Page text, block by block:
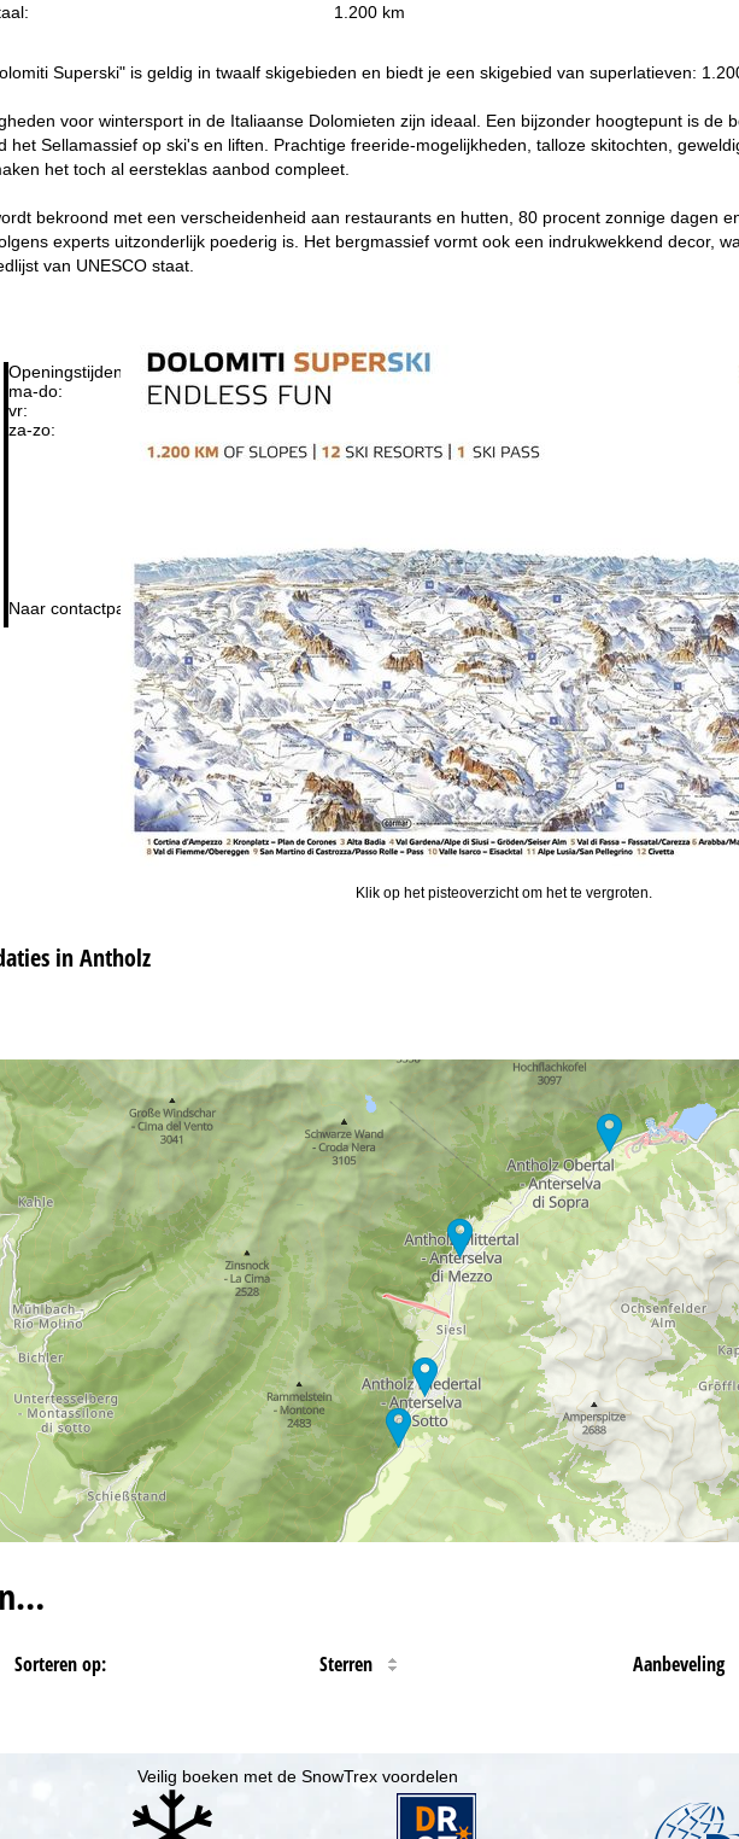
Openingstijden
ma-do:
09:00-17:00
vr:
09:00-14:00
za-zo:
Naar contactpagina
1.200 km
Superski" is geldig in twaalf skigebieden en biedt je een skigebied van superlatieven:
voor wintersport in de Italiaanse Dolomieten zijn ideaal. Een bijzonder hoogtepunt is de
het Sellamassief op ski's en liften. Prachtige freeride-mogelijkheden, talloze skitochten,
het toch al eersteklas aanbod compleet.
bekroond met een verscheidenheid aan restaurants en hutten, 80 procent zonnige dagen
experts uitzonderlijk poederig is. Het bergmassief vormt ook een indrukwekkend decor,
van UNESCO staat.
Klik op het pisteoverzicht om het te vergroten.
in Antholz
Sorteren op: Sterren Aanbeveling
Veilig boeken met de SnowTrex voordelen